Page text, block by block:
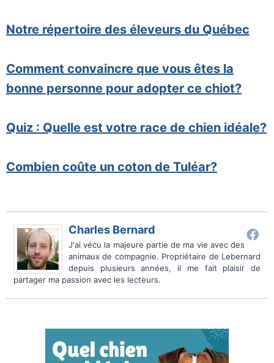
Notre répertoire des éleveurs du Québec
Comment convaincre que vous êtes la
bonne personne pour adopter ce chiot?
Quiz : Quelle est votre race de chien idéale?
Combien coûte un coton de Tuléar?
Charles Bernard
J'ai vécu la majeure partie de ma vie avec des
animaux de compagnie. Propriétaire de Lebernard
depuis plusieurs années, il me fait plaisir de
partager ma passion avec les lecteurs.